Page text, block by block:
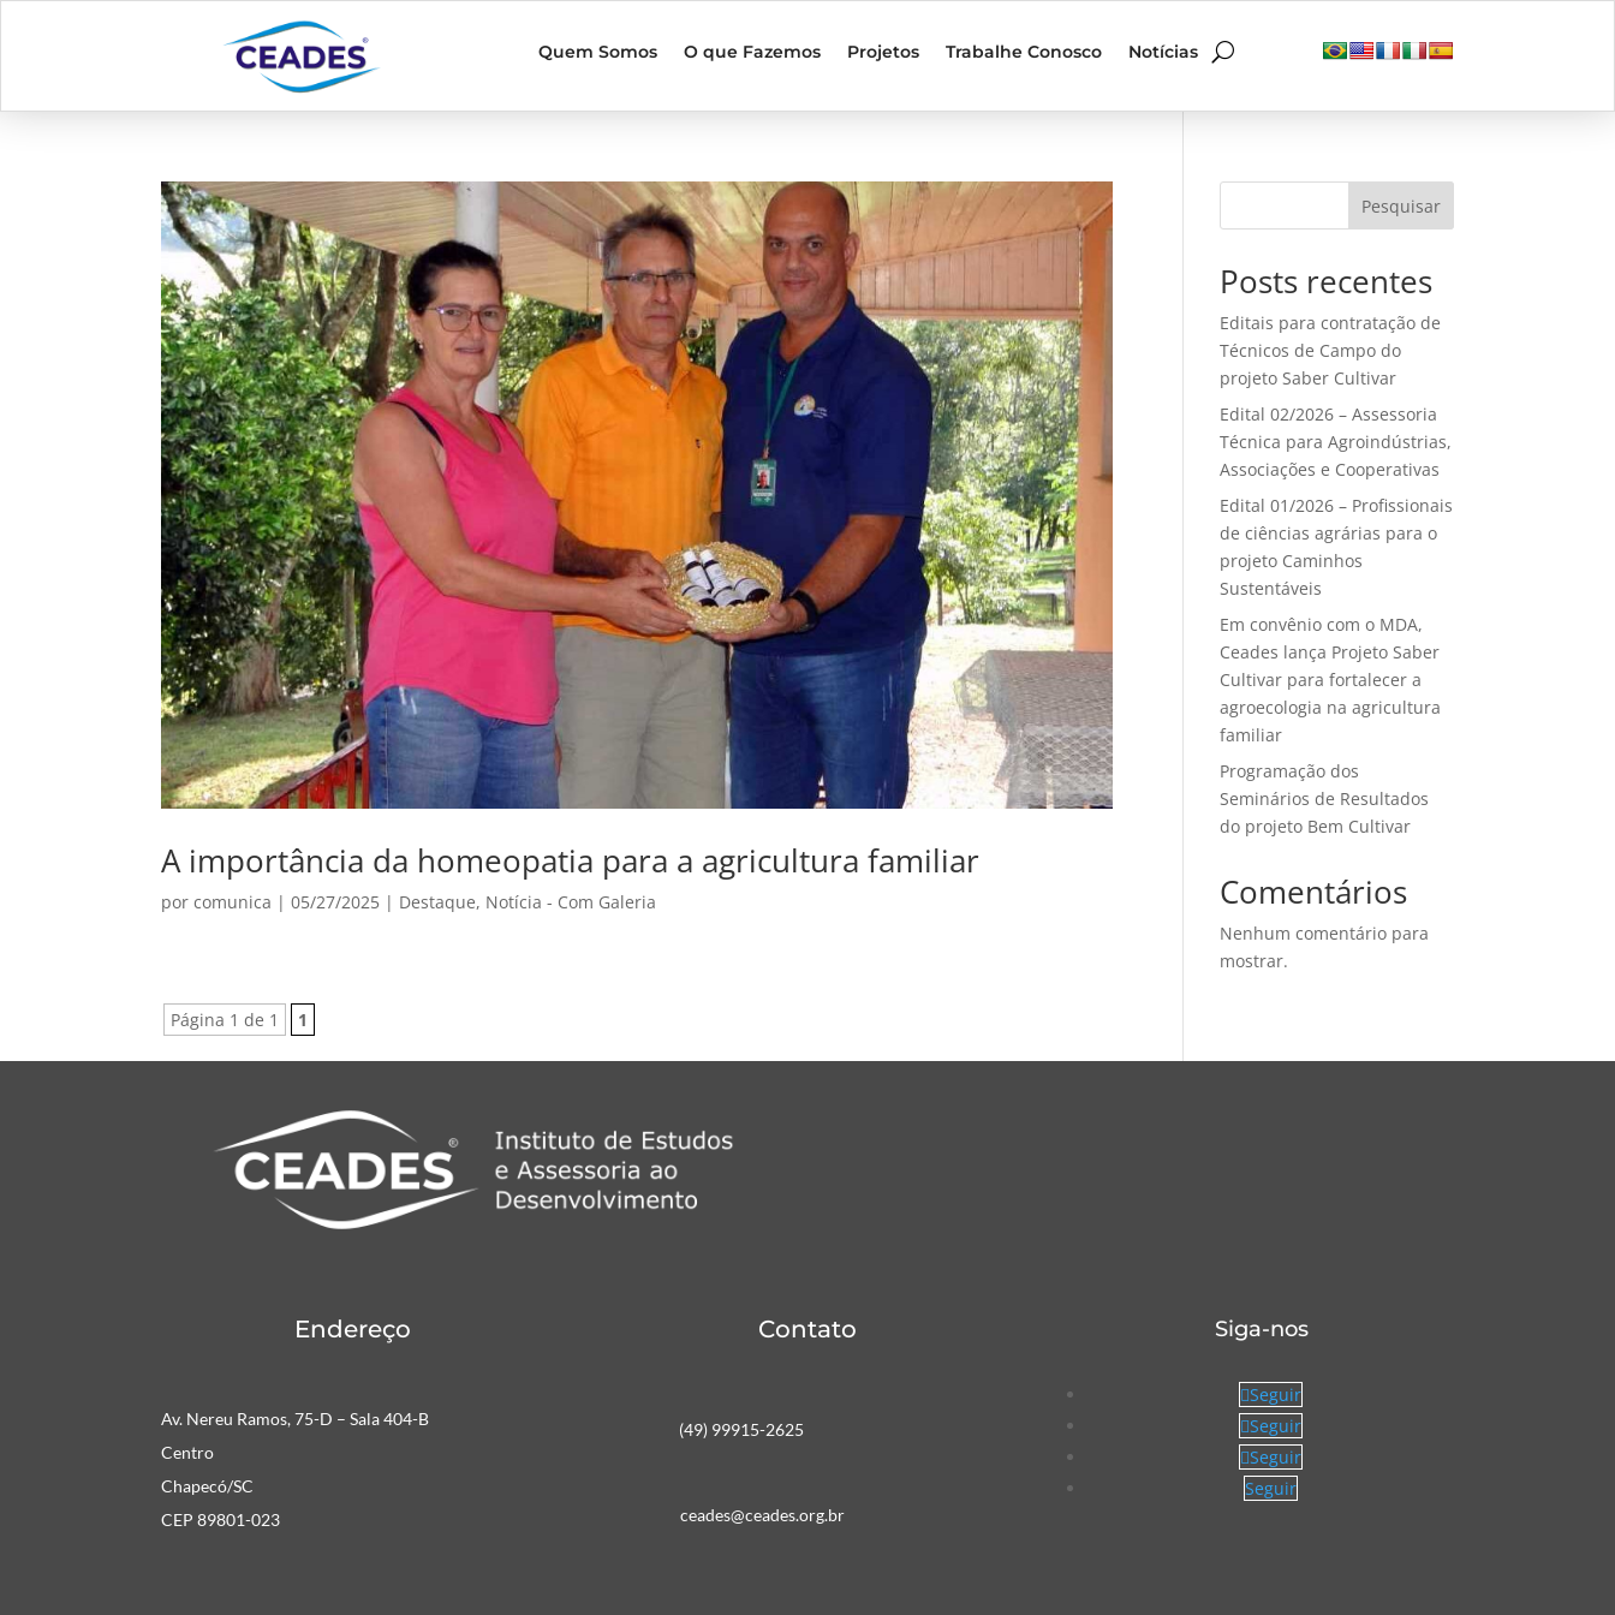
Quem Somos O que Fazemos Projetos Trabalhe Conosco Notícias
A importância da homeopatia para a agricultura familiar
porcomunica |05/27/2025 | Destaque, Notícia - Com Galeria
Página 1 de 1 1
Pesquisar
Posts recentes
Editais para contratação de
Técnicos de Campo do
projeto Saber Cultivar
Edital 02/2026 – Assessoria
Técnica para Agroindústrias,
Associações e Cooperativas
Edital 01/2026 – Profissionais
de ciências agrárias para o
projeto Caminhos
Sustentáveis
Em convênio com o MDA,
Ceades lança Projeto Saber
Cultivar para fortalecer a
agroecologia na agricultura
familiar
Programação dos
Seminários de Resultados
do projeto Bem Cultivar
Comentários
Nenhum comentário para
mostrar.
Endereço
Av. Nereu Ramos, 75-D – Sala 404-B
Centro
Chapecó/SC
CEP 89801-023
Contato
(49) 99915-2625
ceades@ceades.org.br
Siga-nos
Seguir
Seguir
Seguir
Seguir